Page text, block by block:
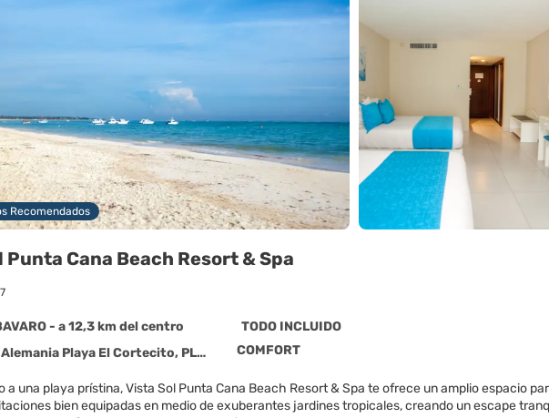
Recomendados
Punta Cana Beach Resort & Spa
- a 12,3 km del centro
TODO INCLUIDO
Playa El Cortecito, PLAYA BAVARO 23000
COMFORT
a una playa prístina, Vista Sol Punta Cana Beach Resort & Spa te ofrece un amplio espacio
bien equipadas en medio de exuberantes jardines tropicales, creando un escape